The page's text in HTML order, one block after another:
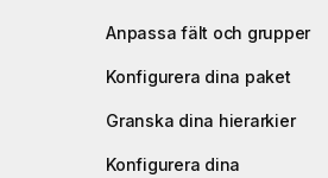
Anpassa fält och grupper
Konfigurera dina paket
Granska dina hierarkier
Konfigurera dina